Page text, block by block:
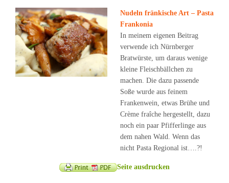
Nudeln fränkische Art – Pasta
Frankonia
In meinem eigenen Beitrag
verwende ich Nürnberger
Bratwürste, um daraus wenige
kleine Fleischbällchen zu
machen. Die dazu passende
Soße wurde aus feinem
Frankenwein, etwas Brühe und
Crème fraîche hergestellt, dazu
noch ein paar Pfifferlinge aus
dem nahen Wald. Wenn das
nicht Pasta Regional ist….?!
Seite ausdrucken